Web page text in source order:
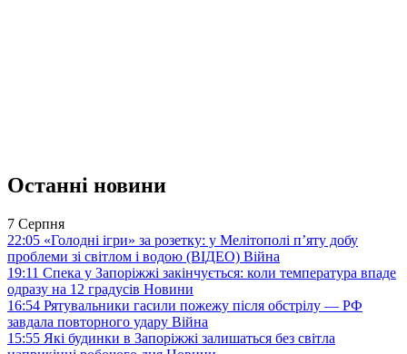
Останні новини
7 Серпня
22:05 «Голодні ігри» за розетку: у Мелітополі п’яту добу
проблеми зі світлом і водою (ВІДЕО) Війна
19:11 Спека у Запоріжжі закінчується: коли температура впаде
одразу на 12 градусів Новини
16:54 Рятувальники гасили пожежу після обстрілу — РФ
завдала повторного удару Війна
15:55 Які будинки в Запоріжжі залишаться без світла